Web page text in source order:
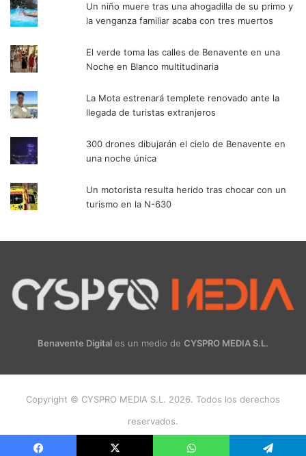
Un niño muere tras una ahogadilla de su primo y
la venganza familiar acaba con tres muertos
El verde toma las calles de Benavente en una
Noche en Blanco multitudinaria
La Mota estrenará templete renovado ante la
llegada de turistas extranjeros
300 drones dibujarán el cielo de Benavente en
una noche única
Un motorista resulta herido tras chocar con un
turismo en la N-630
Benavente Digital es un medio de CYSPRO MEDIA S.L.
Copyright © CYSPRO MEDIA S.L. 2026. Todos los derechos
reservados.